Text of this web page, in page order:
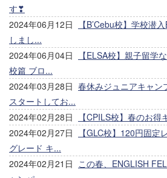
す❣
2024年06月12日
【B’Cebu校】学校潜
しまし...
2024年06月04日
【ELSA校】親子留学
校篇 ブロ...
2024年03月28日 春休みジュニアキャン
スタートしてお...
2024年02月28日
【CPILS校】春のお得
2024年02月27日
【GLC校】120円固定
グレード キ...
2024年02月21日 この春、ENGLISH